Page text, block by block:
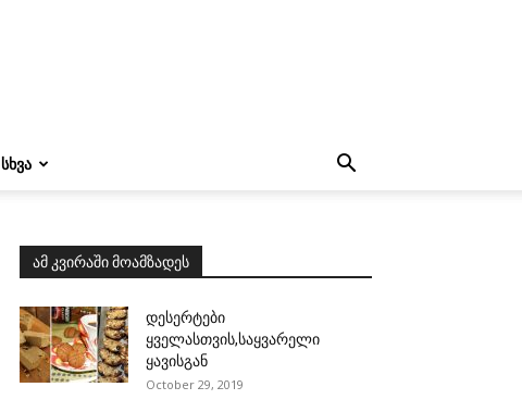
ᲡᲮᲕᲐ
ამ კვირაში მოამზადეს
დესერტები
ყველასთვის,საყვარელი
ყავისგან
October 29, 2019